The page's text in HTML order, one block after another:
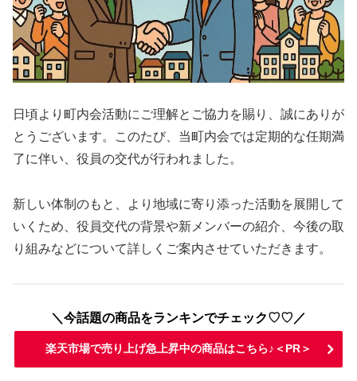
日頃より町内会活動にご理解とご協力を賜り、誠にありが
とうございます。このたび、当町内会では定期的な任期満
了に伴い、役員の交代が行われました。
新しい体制のもと、より地域に寄り添った活動を展開して
いくため、役員交代の背景や新メンバーの紹介、今後の取
り組みなどについて詳しくご案内させていただきます。
＼今話題の商品をランキンでチェック♡♡／
楽天市場で売り上げ急上昇中の商品はこちら♪＜PR＞